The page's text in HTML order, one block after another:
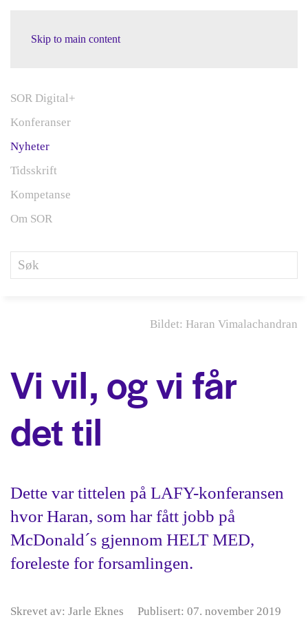
Skip to main content
SOR Digital+
Konferanser
Nyheter
Tidsskrift
Kompetanse
Om SOR
Bildet: Haran Vimalachandran
Vi vil, og vi får
det til
Dette var tittelen på LAFY-konferansen
hvor Haran, som har fått jobb på
McDonald´s gjennom HELT MED,
foreleste for forsamlingen.
Skrevet av: Jarle Eknes Publisert: 07. november 2019